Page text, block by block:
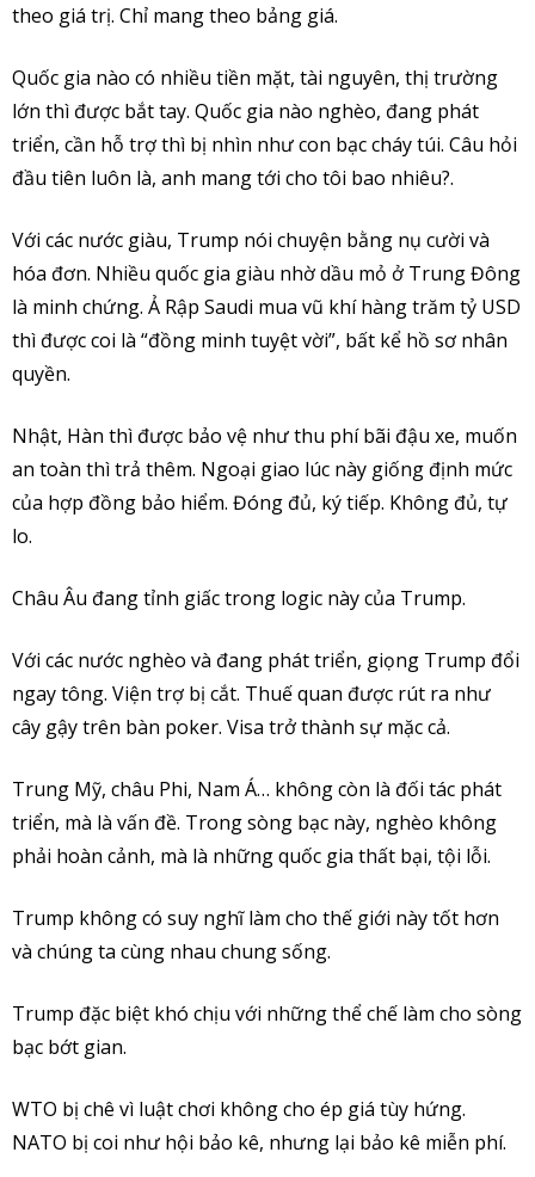
theo giá trị. Chỉ mang theo bảng giá.
Quốc gia nào có nhiều tiền mặt, tài nguyên, thị trường
lớn thì được bắt tay. Quốc gia nào nghèo, đang phát
triển, cần hỗ trợ thì bị nhìn như con bạc cháy túi. Câu hỏi
đầu tiên luôn là, anh mang tới cho tôi bao nhiêu?.
Với các nước giàu, Trump nói chuyện bằng nụ cười và
hóa đơn. Nhiều quốc gia giàu nhờ dầu mỏ ở Trung Đông
là minh chứng. Ả Rập Saudi mua vũ khí hàng trăm tỷ USD
thì được coi là “đồng minh tuyệt vời”, bất kể hồ sơ nhân
quyền.
Nhật, Hàn thì được bảo vệ như thu phí bãi đậu xe, muốn
an toàn thì trả thêm. Ngoại giao lúc này giống định mức
của hợp đồng bảo hiểm. Đóng đủ, ký tiếp. Không đủ, tự
lo.
Châu Âu đang tỉnh giấc trong logic này của Trump.
Với các nước nghèo và đang phát triển, giọng Trump đổi
ngay tông. Viện trợ bị cắt. Thuế quan được rút ra như
cây gậy trên bàn poker. Visa trở thành sự mặc cả.
Trung Mỹ, châu Phi, Nam Á… không còn là đối tác phát
triển, mà là vấn đề. Trong sòng bạc này, nghèo không
phải hoàn cảnh, mà là những quốc gia thất bại, tội lỗi.
Trump không có suy nghĩ làm cho thế giới này tốt hơn
và chúng ta cùng nhau chung sống.
Trump đặc biệt khó chịu với những thể chế làm cho sòng
bạc bớt gian.
WTO bị chê vì luật chơi không cho ép giá tùy hứng.
NATO bị coi như hội bảo kê, nhưng lại bảo kê miễn phí.